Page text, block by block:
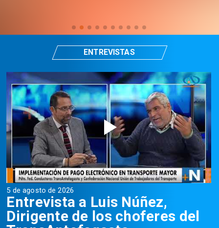
5 de agosto de 2026
Entrevista a Luis Núñez,
Dirigente de los choferes del
ENTREVISTAS